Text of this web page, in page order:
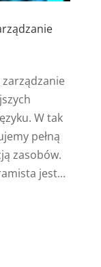
W tak
pełną
zasobów.
jest...